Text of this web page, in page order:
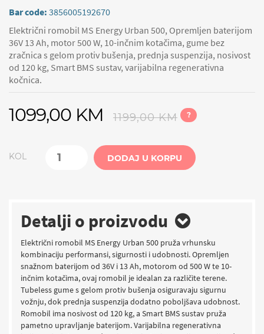
Bar code: 3856005192670
Električni romobil MS Energy Urban 500, Opremljen baterijom
36V 13 Ah, motor 500 W, 10-inčnim kotačima, gume bez
zračnica s gelom protiv bušenja, prednja suspenzija, nosivost
od 120 kg, Smart BMS sustav, varijabilna regenerativna
kočnica.
1099,00 KM 1199,00 KM ?
KOL DODAJ U KORPU
Detalji o proizvodu
Električni romobil MS Energy Urban 500 pruža vrhunsku
kombinaciju performansi, sigurnosti i udobnosti. Opremljen
snažnom baterijom od 36V i 13 Ah, motorom od 500 W te 10-
inčnim kotačima, ovaj romobil je idealan za različite terene.
Tubeless gume s gelom protiv bušenja osiguravaju sigurnu
vožnju, dok prednja suspenzija dodatno poboljšava udobnost.
Romobil ima nosivost od 120 kg, a Smart BMS sustav pruža
pametno upravljanje baterijom. Varijabilna regenerativna